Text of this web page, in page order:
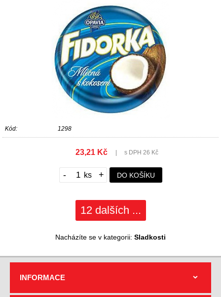
Kód: 1298
23,21 Kč s DPH 26 Kč
- + DO KOŠÍKU
12 dalších ...
Nacházíte se v kategorii: Sladkosti
INFORMACE